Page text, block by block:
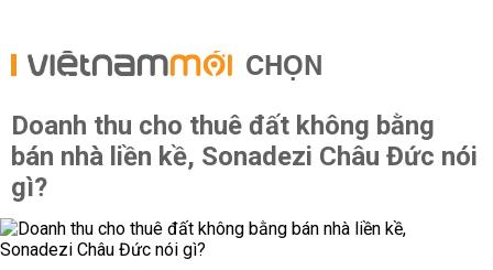
CHỌN
Doanh thu cho thuê đất không bằng
bán nhà liền kề, Sonadezi Châu Đức nói
gì?